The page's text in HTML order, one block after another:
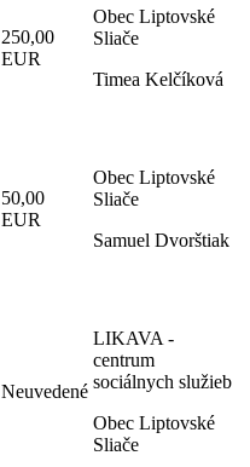
250,00
EUR
Obec Liptovské
Sliače
Timea Kelčíková
50,00
EUR
Obec Liptovské
Sliače
Samuel Dvorštiak
Neuvedené
LIKAVA -
centrum
sociálnych služieb
Obec Liptovské
Sliače